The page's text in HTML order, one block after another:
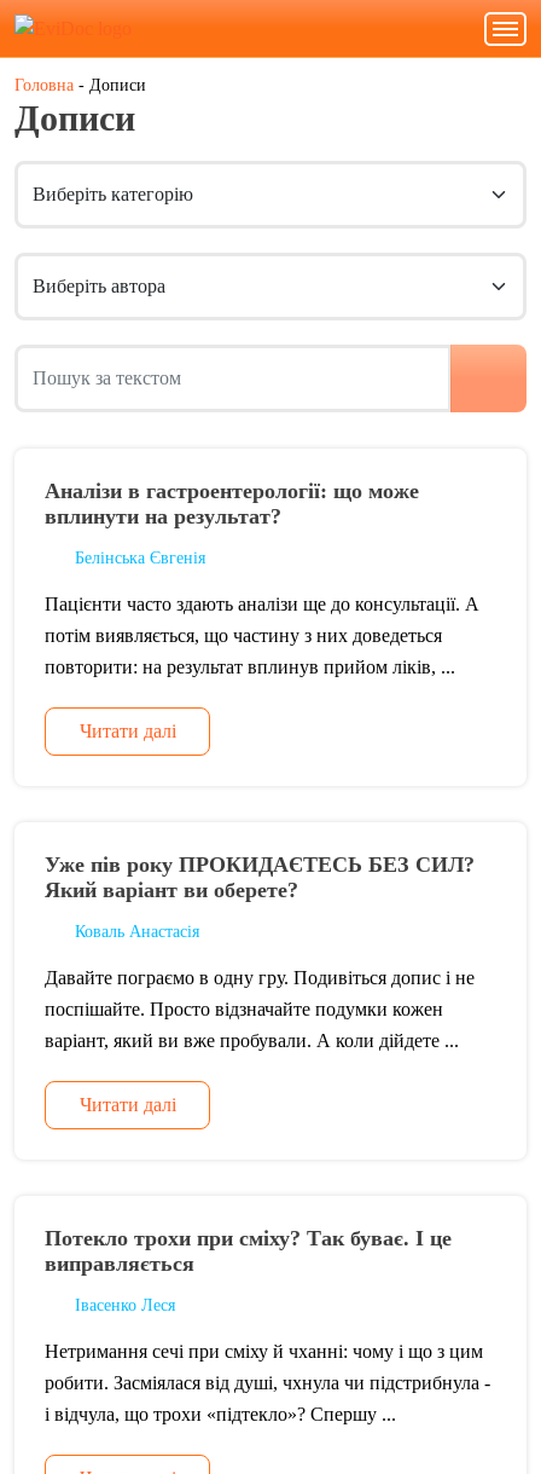
Увійти
Головна - Дописи
Дописи
Аналізи в гастроентерології: що може
вплинути на результат?
Белінська Євгенія
Пацієнти часто здають аналізи ще до консультації. А
потім виявляється, що частину з них доведеться
повторити: на результат вплинув прийом ліків, ...
Читати далі
Уже пів року ПРОКИДАЄТЕСЬ БЕЗ СИЛ?
Який варіант ви оберете?
Коваль Анастасія
Давайте пограємо в одну гру. Подивіться допис і не
поспішайте. Просто відзначайте подумки кожен
варіант, який ви вже пробували. А коли дійдете ...
Читати далі
Потекло трохи при сміху? Так буває. І це
виправляється
Івасенко Леся
Нетримання сечі при сміху й чханні: чому і що з цим
робити. Засміялася від душі, чхнула чи підстрибнула -
і відчула, що трохи «підтекло»? Спершу ...